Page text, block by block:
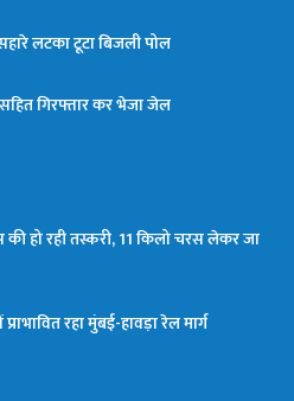
लटका टूटा बिजली पोल
गिरफ्तार कर भेजा जेल
हो रही तस्करी, 11 किलो चरस लेकर जा
रहा मुंबई-हावड़ा रेल मार्ग